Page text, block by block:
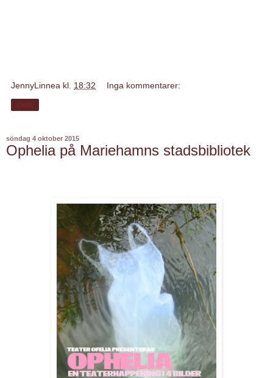
JennyLinnea kl. 18:32 Inga kommentarer:
Dela
söndag 4 oktober 2015
Ophelia på Mariehamns stadsbibliotek